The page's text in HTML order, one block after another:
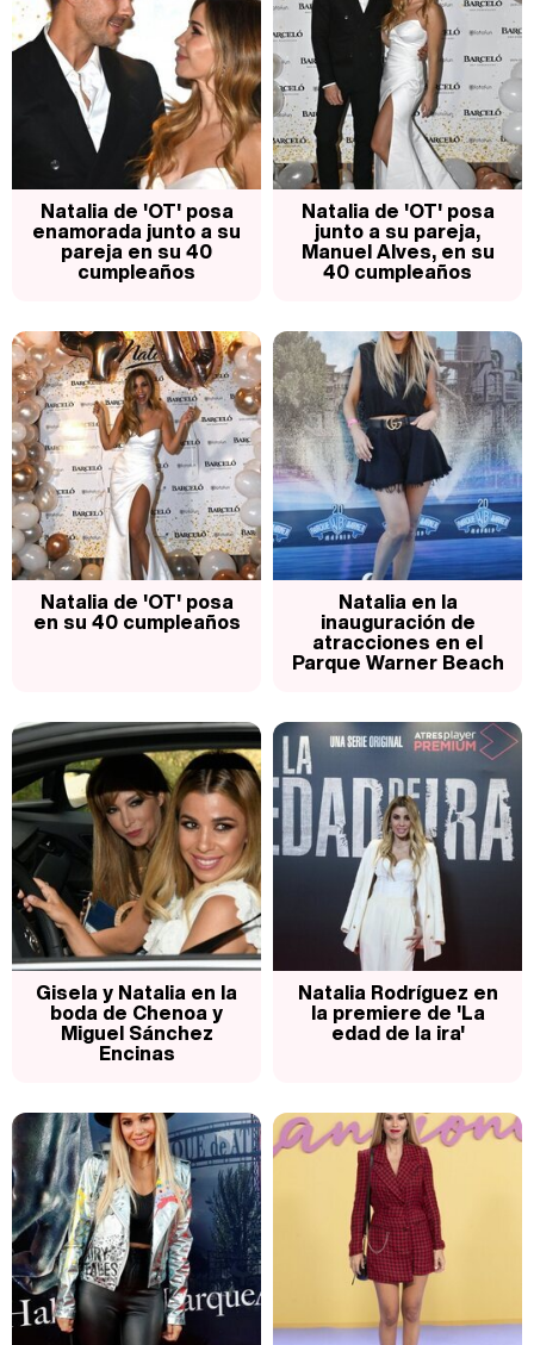
Natalia de 'OT' posa
enamorada junto a su
pareja en su 40
cumpleaños
Natalia de 'OT' posa
junto a su pareja,
Manuel Alves, en su
40 cumpleaños
Natalia de 'OT' posa
en su 40 cumpleaños
Natalia en la
inauguración de
atracciones en el
Parque Warner Beach
Gisela y Natalia en la
boda de Chenoa y
Miguel Sánchez
Encinas
Natalia Rodríguez en
la premiere de 'La
edad de la ira'